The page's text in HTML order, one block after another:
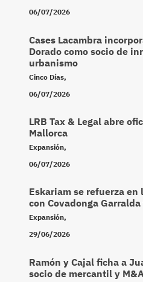
06/07/2026
Cases Lacambra
Dorado como socio de
urbanismo
Cinco Días,
06/07/2026
LRB Tax & Legal abre
Mallorca
Expansión,
06/07/2026
Eskariam se refuerza
con Covadonga
Expansión,
29/06/2026
Ramón y Cajal ficha a
socio de mercantil y